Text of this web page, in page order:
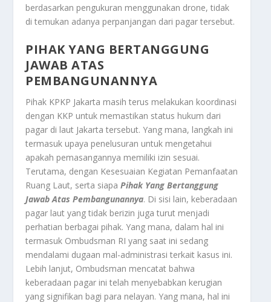
berdasarkan pengukuran menggunakan drone, tidak
di temukan adanya perpanjangan dari pagar tersebut.
PIHAK YANG BERTANGGUNG
JAWAB ATAS
PEMBANGUNANNYA
Pihak KPKP Jakarta masih terus melakukan koordinasi
dengan KKP untuk memastikan status hukum dari
pagar di laut Jakarta tersebut. Yang mana, langkah ini
termasuk upaya penelusuran untuk mengetahui
apakah pemasangannya memiliki izin sesuai.
Terutama, dengan Kesesuaian Kegiatan Pemanfaatan
Ruang Laut, serta siapaPihak Yang Bertanggung
Jawab Atas Pembangunannya. Di sisi lain, keberadaan
pagar laut yang tidak berizin juga turut menjadi
perhatian berbagai pihak. Yang mana, dalam hal ini
termasuk Ombudsman RI yang saat ini sedang
mendalami dugaan mal-administrasi terkait kasus ini.
Lebih lanjut, Ombudsman mencatat bahwa
keberadaan pagar ini telah menyebabkan kerugian
yang signifikan bagi para nelayan. Yang mana, hal ini